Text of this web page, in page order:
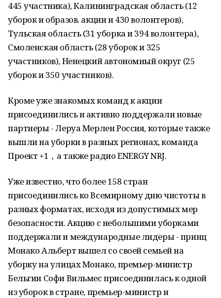
445 участника), Калининградская область (12
уборок и образов. акции и 430 волонтеров),
Тульская область (31 уборка и 394 волонтера),
Смоленская область (28 уборок и 325
участников), Ненецкий автономный округ (25
уборок и 350 участников).
Кроме уже знакомых команд к акции
присоединились и активно поддержали новые
партнеры - Леруа Мерлен Россия, которые также
вышли на уборки в разных регионах, команда
Проект +1，а также радио ENERGY NRJ.
Уже известно, что более 158 стран
присоединились ко Всемирному дню чистоты в
разных форматах, исходя из допустимых мер
безопасности. Акцию с небольшими уборками
поддержали и международные лидеры - принц
Монако Альберт вышел со своей семьей на
уборку на улицах Монако, премьер-министр
Бельгии Софи Вильмес присоединилась к одной
из уборок в стране, премьер-министр и